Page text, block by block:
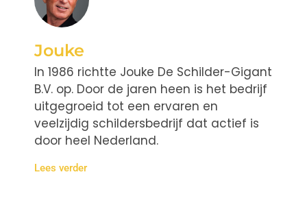
Jouke
In 1986 richtte Jouke De Schilder-Gigant
B.V. op. Door de jaren heen is het bedrijf
uitgegroeid tot een ervaren en
veelzijdig schildersbedrijf dat actief is
door heel Nederland.
Lees verder